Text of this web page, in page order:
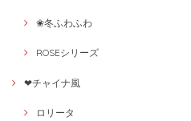
❀冬ふわふわ
ROSEシリーズ
❤チャイナ風
ロリータ